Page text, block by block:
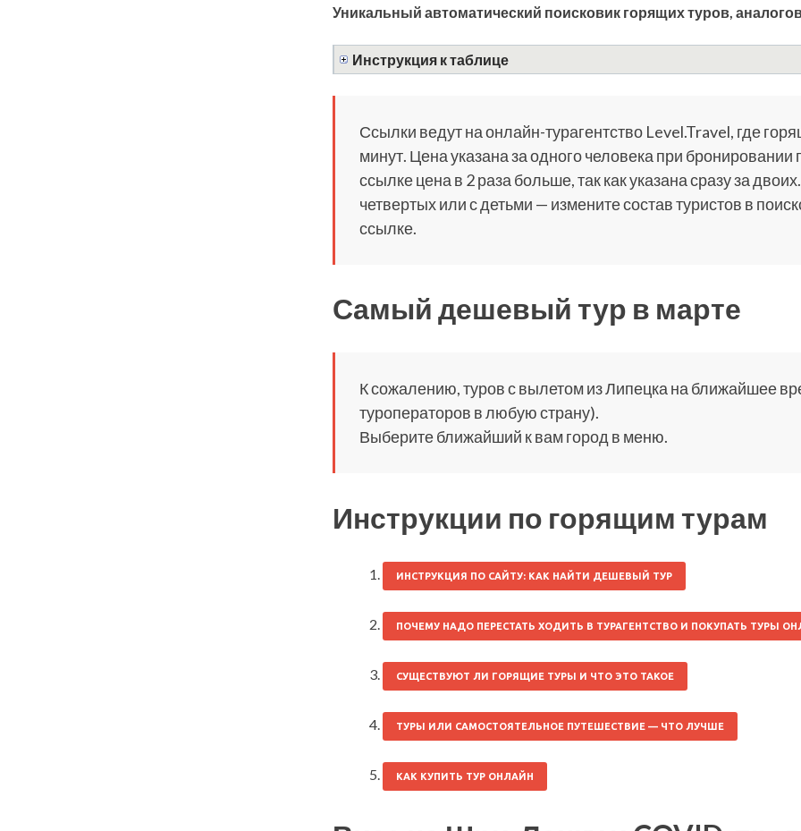
Уникальный автоматический поисковик горящих туров, аналогов
Инструкция к таблице
Ссылки ведут на онлайн-турагентство Level.Travel, где
минут. Цена указана за одного человека при
ссылке цена в 2 раза больше, так как указана сразу за
четвертых или с детьми — измените состав туристов в
ссылке.
Самый дешевый тур в марте
К сожалению, туров с вылетом из Липецка на ближайшее
туроператоров в любую страну).
Выберите ближайший к вам город в меню.
Инструкции по горящим турам
ИНСТРУКЦИЯ ПО САЙТУ: КАК НАЙТИ ДЕШЕВЫЙ ТУР
ПОЧЕМУ НАДО ПЕРЕСТАТЬ ХОДИТЬ В ТУРАГЕНТСТВО И ПОКУПАТЬ ТУРЫ
СУЩЕСТВУЮТ ЛИ ГОРЯЩИЕ ТУРЫ И ЧТО ЭТО ТАКОЕ
ТУРЫ ИЛИ САМОСТОЯТЕЛЬНОЕ ПУТЕШЕСТВИЕ — ЧТО ЛУЧШЕ
КАК КУПИТЬ ТУР ОНЛАЙН